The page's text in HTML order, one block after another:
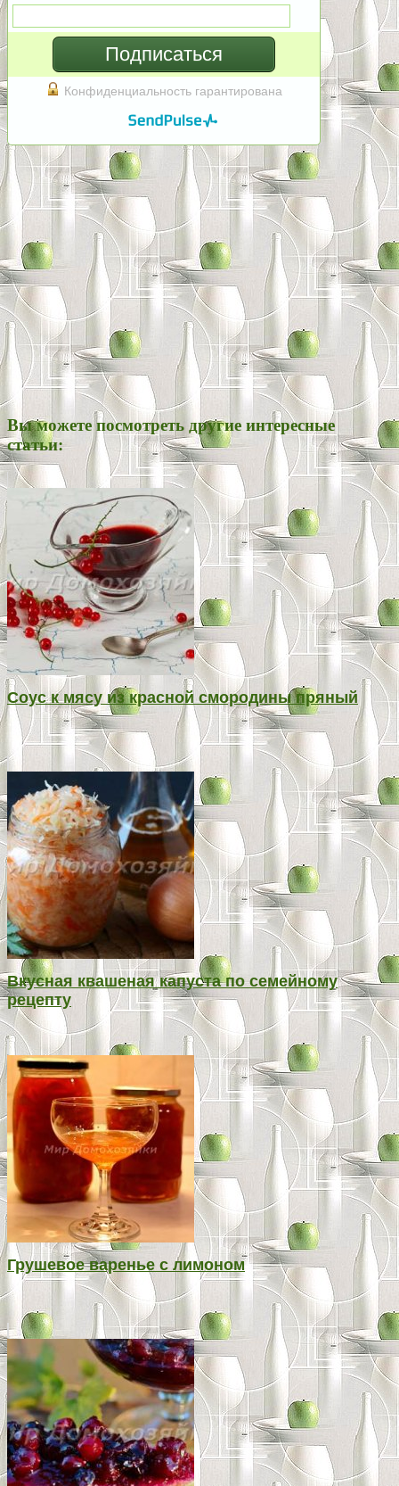
Подписаться
Конфиденциальность гарантирована
Вы можете посмотреть другие интересные
статьи:
Соус к мясу из красной смородины пряный
Вкусная квашеная капуста по семейному
рецепту
Грушевое варенье с лимоном